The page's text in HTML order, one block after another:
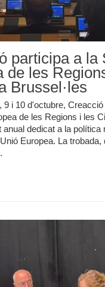
participa a la
de les
Brussel·les
9 i 10 d'octubre,
de les Regions i les
dedicat a la política
Europea. La trobada,